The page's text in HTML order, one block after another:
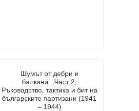
Шумът от дебри и
балкани...Част 2,
Ръководство, тактика и бит на
българските партизани (1941
– 1944)